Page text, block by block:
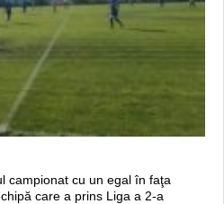
campionat cu un egal în faţa
care a prins Liga a 2-a